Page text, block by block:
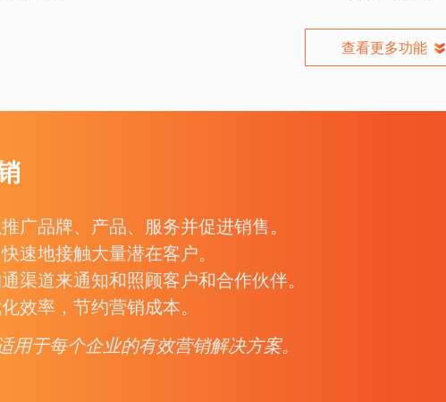
查看更多功能
广品牌、产品、服务并促进销售。
速地接触大量潜在客户。
渠道来通知和照顾客户和合作伙伴。
效率，节约营销成本。
用于每个企业的有效营销解决方案。